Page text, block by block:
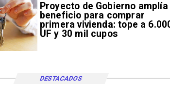
Proyecto de Gobierno amplía
beneficio para comprar
primera vivienda: tope a
UF y 30 mil cupos
DESTACADOS